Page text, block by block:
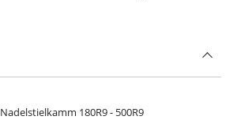
180R9 - 500R9